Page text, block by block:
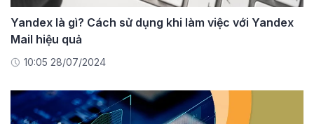
Yandex là gì? Cách sử dụng khi làm việc với Yandex
Mail hiệu quả
10:05 28/07/2024